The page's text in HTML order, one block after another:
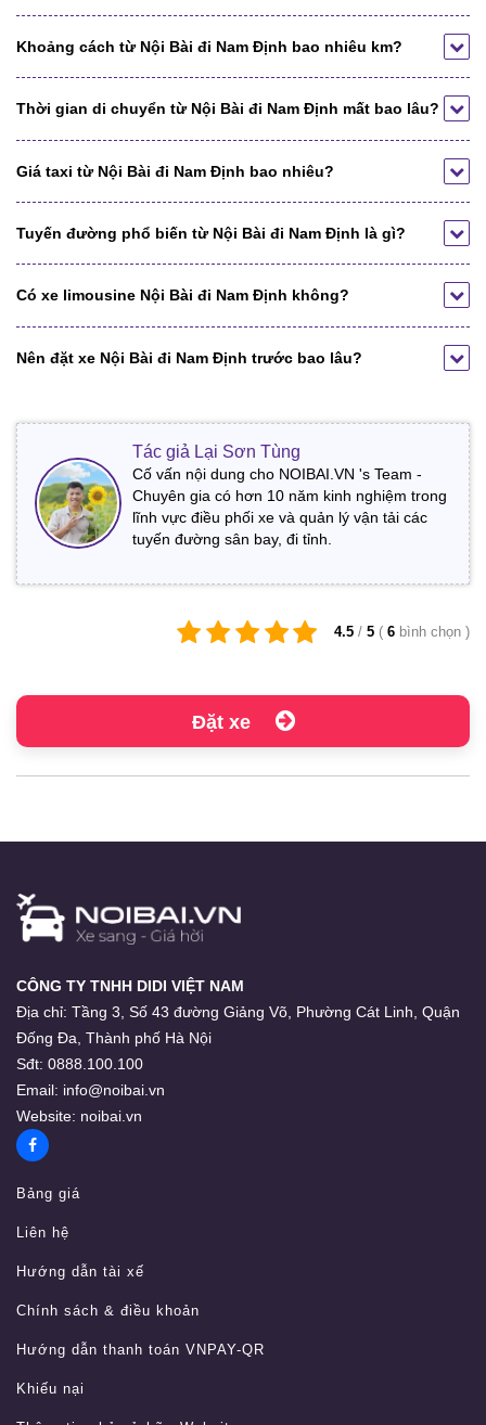
Khoảng cách từ Nội Bài đi Nam Định bao nhiêu km?
Thời gian di chuyển từ Nội Bài đi Nam Định mất bao lâu?
Giá taxi từ Nội Bài đi Nam Định bao nhiêu?
Tuyến đường phổ biến từ Nội Bài đi Nam Định là gì?
Có xe limousine Nội Bài đi Nam Định không?
Nên đặt xe Nội Bài đi Nam Định trước bao lâu?
Tác giả Lại Sơn Tùng
Cố vấn nội dung cho NOIBAI.VN 's Team -
Chuyên gia có hơn 10 năm kinh nghiệm trong
lĩnh vực điều phối xe và quản lý vận tải các
tuyến đường sân bay, đi tỉnh.
4.5 / 5 ( 6 bình chọn )
Đặt xe
CÔNG TY TNHH DIDI VIỆT NAM
Địa chỉ: Tầng 3, Số 43 đường Giảng Võ, Phường Cát Linh, Quận
Đống Đa, Thành phố Hà Nội
Sđt: 0888.100.100
Email: info@noibai.vn
Website: noibai.vn
Bảng giá
Liên hệ
Hướng dẫn tài xế
Chính sách & điều khoản
Hướng dẫn thanh toán VNPAY-QR
Khiếu nại